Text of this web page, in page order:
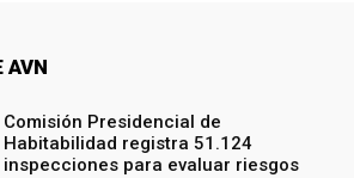
AVN
Comisión Presidencial de
Habitabilidad registra 51.124
inspecciones para evaluar riesgos